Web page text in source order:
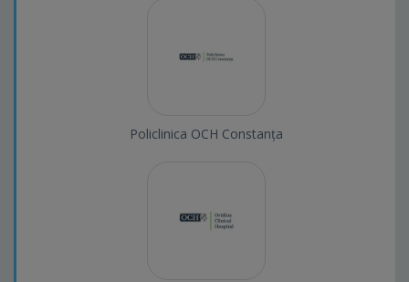
Policlinica OCH Constanța